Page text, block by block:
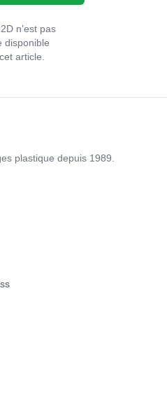
n’est pas
disponible
article.
plastique depuis 1989.